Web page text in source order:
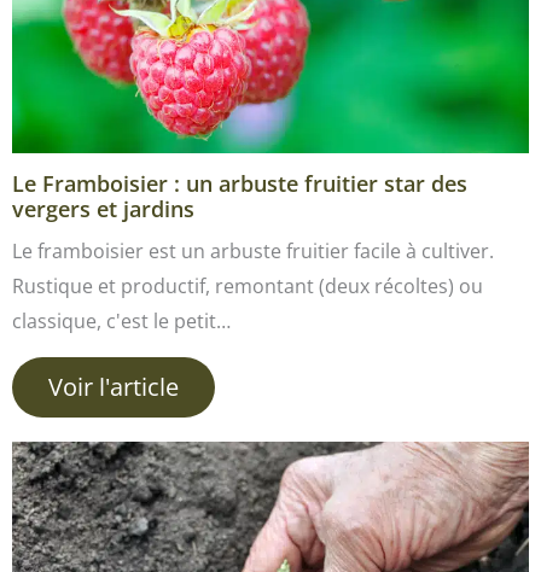
Le Framboisier : un arbuste fruitier star des
vergers et jardins
Le framboisier est un arbuste fruitier facile à cultiver.
Rustique et productif, remontant (deux récoltes) ou
classique, c'est le petit…
Voir l'article